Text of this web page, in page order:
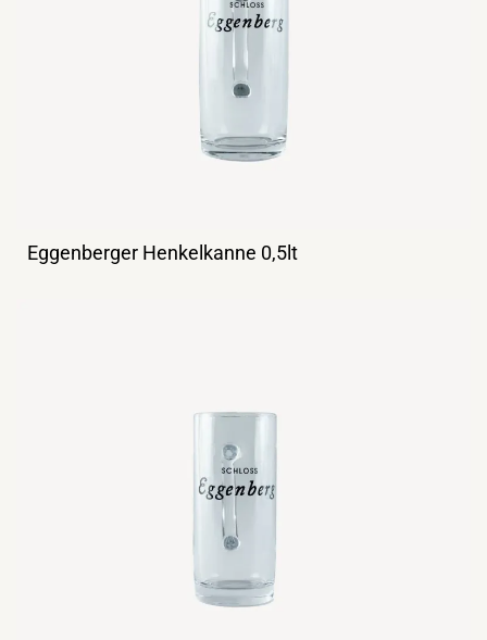
Eggenberger Henkelkanne 0,5lt